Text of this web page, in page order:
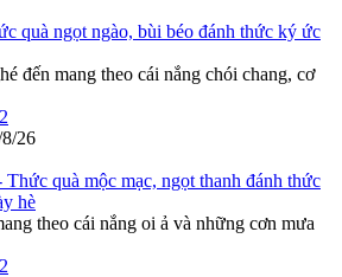
quà ngọt ngào, bùi béo đánh thức ký ức
đến mang theo cái nắng chói chang, cơ
8/26
quà mộc mạc, ngọt thanh đánh thức
hè
theo cái nắng oi ả và những cơn mưa